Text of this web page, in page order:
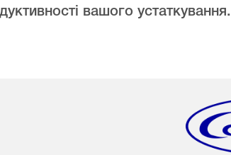
вашого устаткування.